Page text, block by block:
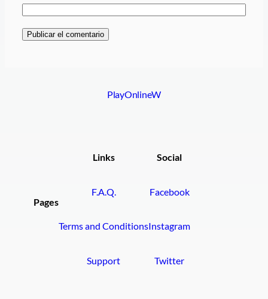
PlayOnlineW
Pages
Links
F.A.Q.
Terms and Conditions
Support
Social
Facebook
Instagram
Twitter